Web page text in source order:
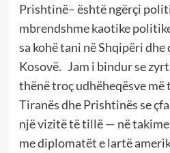
Prishtinë– është ngërçi
mbrendshme kaotike
sa kohë tani në Shqipëri dhe
Kosovë. Jam i bindur se
thënë troç udhëheqësve
Tiranës dhe Prishtinës se
një vizitë të tillë — në
me diplomatët e lartë